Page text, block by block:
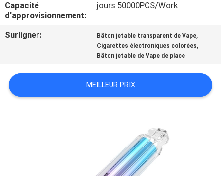
DEMANDEZ
UNE
Capacité
d'approvisionnement:
jours 50000PCS/Work
Surligner: Bâton jetable transparent de Vape,
Cigarettes électroniques colorées,
Bâton jetable de Vape de place
MEILLEUR PRIX